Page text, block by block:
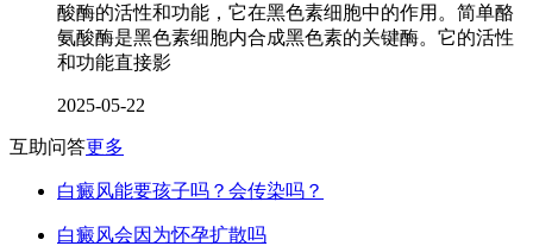
酸酶的活性和功能，它在黑色素细胞中的作用。简单酪
氨酸酶是黑色素细胞内合成黑色素的关键酶。它的活性
和功能直接影
2025-05-22
互助问答更多
白癜风能要孩子吗？会传染吗？
白癜风会因为怀孕扩散吗